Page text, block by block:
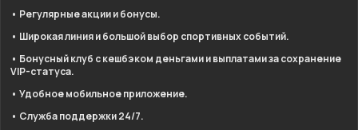
• Регулярные акции и бонусы.
• Широкая линия и большой выбор спортивных событий.
• Бонусный клуб с кешбэком деньгами и выплатами за сохранение
VIP-статуса.
• Удобное мобильное приложение.
• Служба поддержки 24/7.